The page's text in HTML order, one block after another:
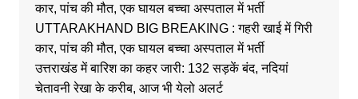
कार, पांच की मौत, एक घायल बच्चा अस्पताल में भर्ती
UTTARAKHAND BIG BREAKING : गहरी खाई में गिरी
कार, पांच की मौत, एक घायल बच्चा अस्पताल में भर्ती
उत्तराखंड में बारिश का कहर जारी: 132 सड़कें बंद, नदियां
चेतावनी रेखा के करीब, आज भी येलो अलर्ट